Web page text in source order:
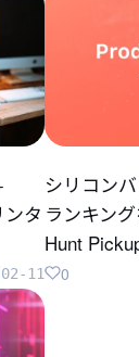
タ
11
シリコン
ランキン
Hunt
0